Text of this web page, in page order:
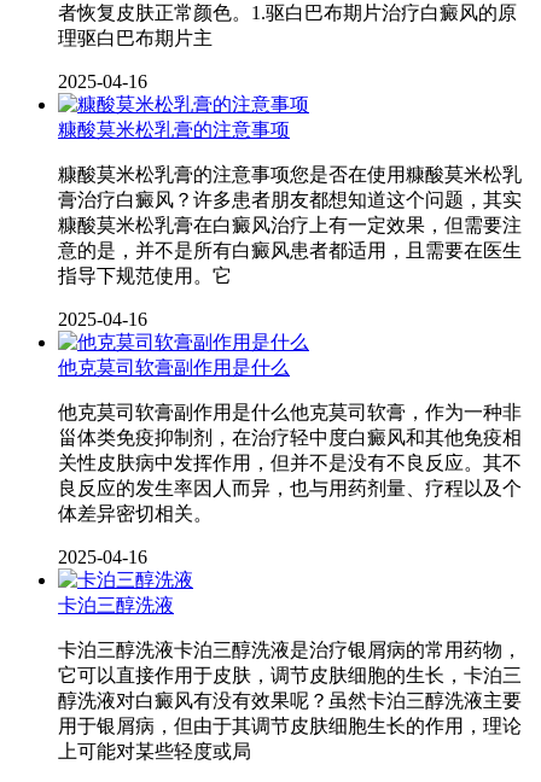
者恢复皮肤正常颜色。1.驱白巴布期片治疗白癜风的原
理驱白巴布期片主
2025-04-16
糠酸莫米松乳膏的注意事项
糠酸莫米松乳膏的注意事项您是否在使用糠酸莫米松乳
膏治疗白癜风？许多患者朋友都想知道这个问题，其实
糠酸莫米松乳膏在白癜风治疗上有一定效果，但需要注
意的是，并不是所有白癜风患者都适用，且需要在医生
指导下规范使用。它
2025-04-16
他克莫司软膏副作用是什么
他克莫司软膏副作用是什么他克莫司软膏，作为一种非
甾体类免疫抑制剂，在治疗轻中度白癜风和其他免疫相
关性皮肤病中发挥作用，但并不是没有不良反应。其不
良反应的发生率因人而异，也与用药剂量、疗程以及个
体差异密切相关。
2025-04-16
卡泊三醇洗液
卡泊三醇洗液卡泊三醇洗液是治疗银屑病的常用药物，
它可以直接作用于皮肤，调节皮肤细胞的生长，卡泊三
醇洗液对白癜风有没有效果呢？虽然卡泊三醇洗液主要
用于银屑病，但由于其调节皮肤细胞生长的作用，理论
上可能对某些轻度或局